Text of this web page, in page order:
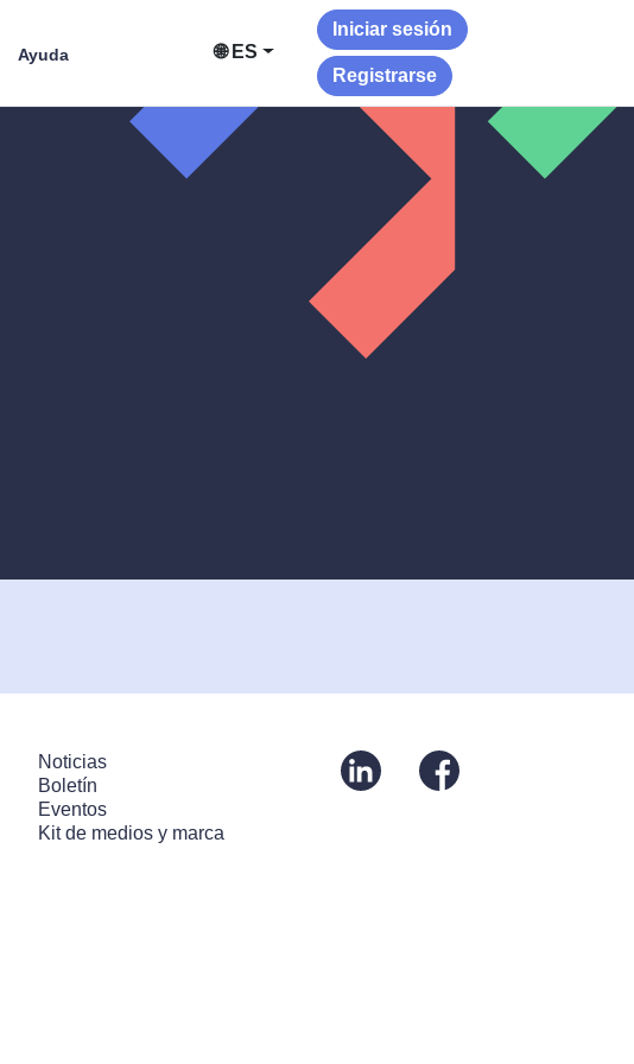
Ayuda 🌐 ES
Iniciar sesión
Registrarse
Noticias
Boletín
Eventos
Kit de medios y marca